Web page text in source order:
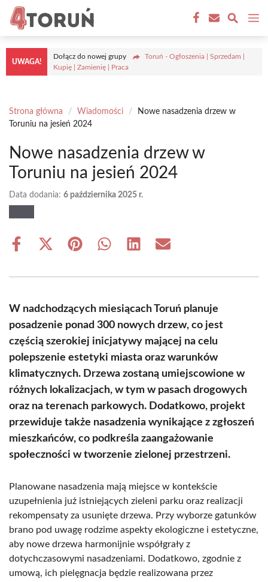
Przejdź
treści
UWAGA!
Dołącz do nowej grupy
Toruń - Ogłoszenia | Sprzedam |
Kupię | Zamienię | Praca
Strona główna / Wiadomości /
Nowe nasadzenia drzew w
Toruniu na jesień 2024
Nowe nasadzenia drzew w
Toruniu na jesień 2024
Data dodania: 6 października 2025 r.
Share
Share
(Twitter)
Share Share Share Share
W nadchodzących miesiącach Toruń planuje
posadzenie ponad 300 nowych drzew, co jest
częścią szerokiej inicjatywy mającej na celu
polepszenie estetyki miasta oraz warunków
klimatycznych. Drzewa zostaną umiejscowione w
różnych lokalizacjach, w tym w pasach drogowych
oraz na terenach parkowych. Dodatkowo, projekt
przewiduje także nasadzenia wynikające z zgłoszeń
mieszkańców, co podkreśla zaangażowanie
społeczności w tworzenie zielonej przestrzeni.
Planowane nasadzenia mają miejsce w kontekście
uzupełnienia już istniejących zieleni parku oraz realizacji
rekompensaty za usunięte drzewa. Przy wyborze gatunków
brano pod uwagę rodzime aspekty ekologiczne i estetyczne,
aby nowe drzewa harmonijnie współgrały z
dotychczasowymi nasadzeniami. Dodatkowo, zgodnie z
umową, ich pielęgnacja będzie realizowana przez